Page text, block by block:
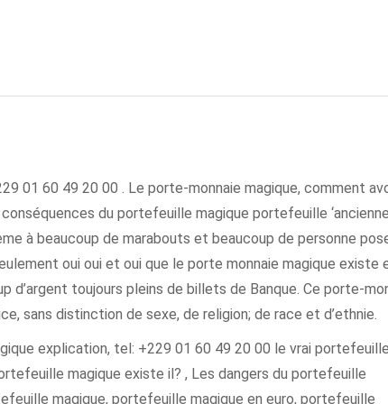
01 60 49 20 00 . Le porte-monnaie magique, comment
du portefeuille magique portefeuille ‘ancienne
à beaucoup de marabouts et beaucoup de personne
oui oui et oui que le porte monnaie magique existe
d’argent toujours pleins de billets de Banque. Ce porte-
sans distinction de sexe, de religion; de race et d’ethnie.
explication, tel: +229 01 60 49 20 00 le vrai portefeuille
magique existe il? , Les dangers du portefeuille
magique, portefeuille magique en euro, portefeuille